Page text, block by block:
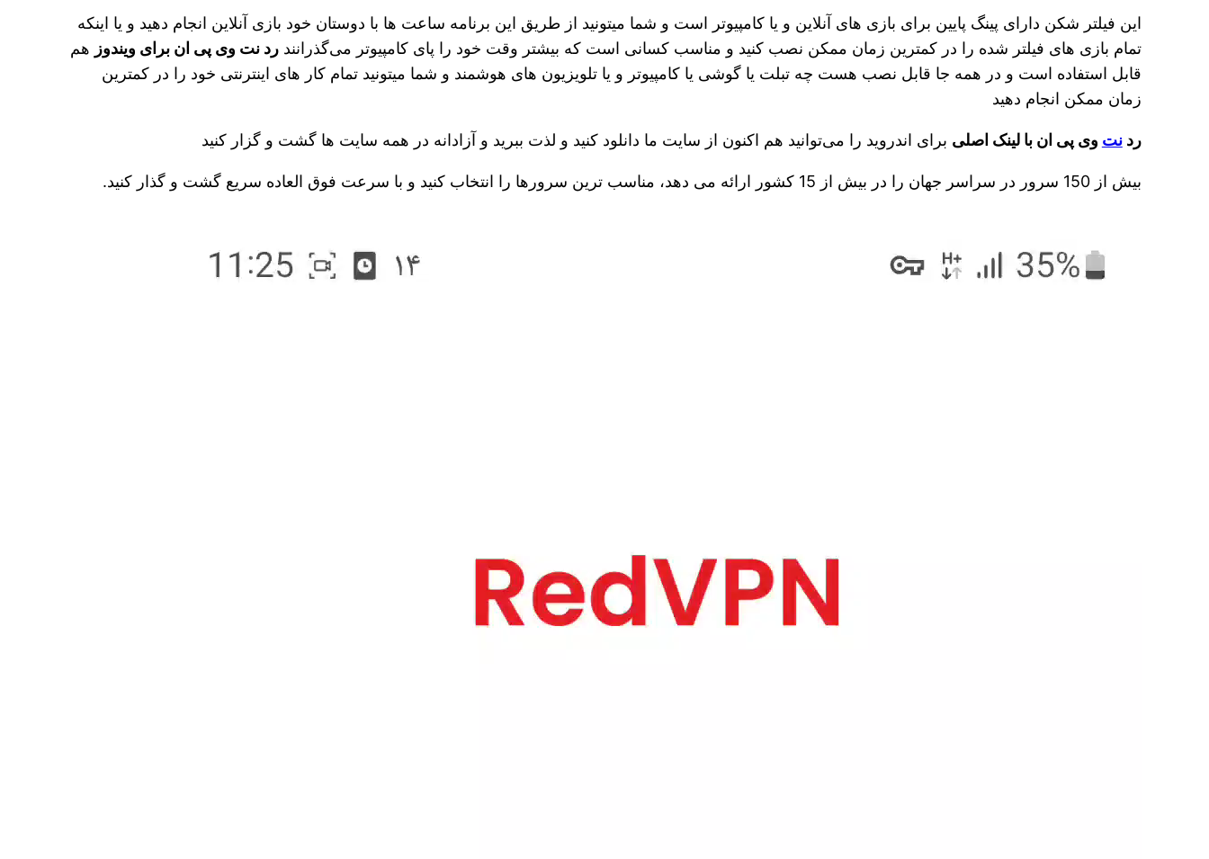
این فیلتر شکن دارای پینگ پایین برای بازی های آنلاین و یا کامپیوتر است و شما میتونید از طریق این برنامه ساعت ها با دوستان خود بازی آنلاین انجام دهید و یا اینکه
تمام بازی های فیلتر شده را در کمترین زمان ممکن نصب کنید و مناسب کسانی است که بیشتر وقت خود را پای کامپیوتر می‌گذرانندرد نت وی پی ان برای ویندوز هم
قابل استفاده است و در همه جا قابل نصب هست چه تبلت یا گوشی یا کامپیوتر و یا تلویزیون های هوشمند و شما میتونید تمام کار های اینترنتی خود را در کمترین
زمان ممکن انجام دهید
ردنت وی پی ان با لینک اصلی برای اندروید را می‌توانید هم اکنون از سایت ما دانلود کنید و لذت ببرید و آزادانه در همه سایت ها گشت و گزار کنید
بیش از 150 سرور در سراسر جهان را در بیش از 15 کشور ارائه می دهد، مناسب ترین سرورها را انتخاب کنید و با سرعت فوق العاده سریع گشت و گذار کنید.